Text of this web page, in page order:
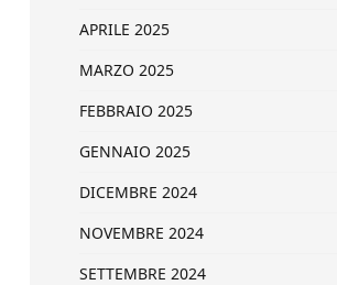
APRILE 2025
MARZO 2025
FEBBRAIO 2025
GENNAIO 2025
DICEMBRE 2024
NOVEMBRE 2024
SETTEMBRE 2024